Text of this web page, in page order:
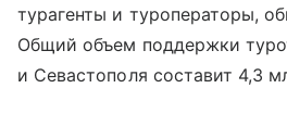
турагенты и туроператоры,
Общий объем поддержки
и Севастополя составит 4,3